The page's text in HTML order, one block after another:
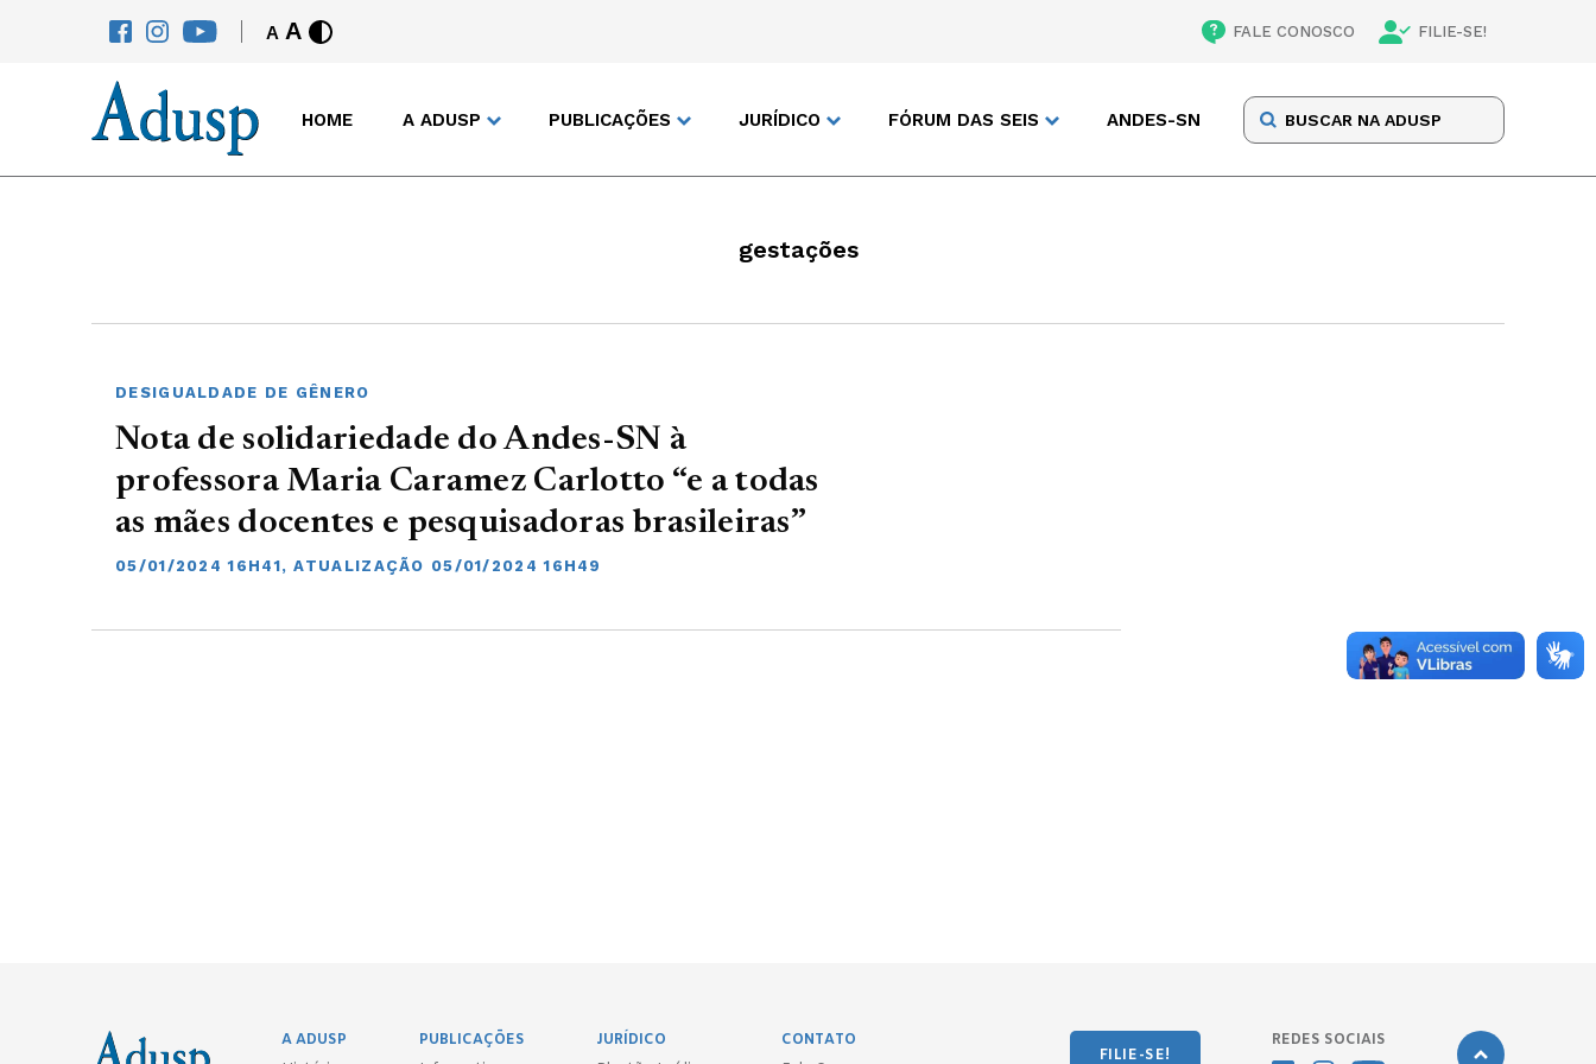
A A FALE CONOSCO FILIE-SE!
HOME A ADUSP PUBLICAÇÕES JURÍDICO FÓRUM DAS SEIS ANDES-SN
gestações
DESIGUALDADE DE GÊNERO
Nota de solidariedade do Andes-SN à
professora Maria Caramez Carlotto “e a todas
as mães docentes e pesquisadoras brasileiras”
05/01/2024 16H41, ATUALIZAÇÃO 05/01/2024 16H49
A ADUSP
PUBLICAÇÕES
JURÍDICO
CONTATO
FILIE-SE!
REDES SOCIAIS